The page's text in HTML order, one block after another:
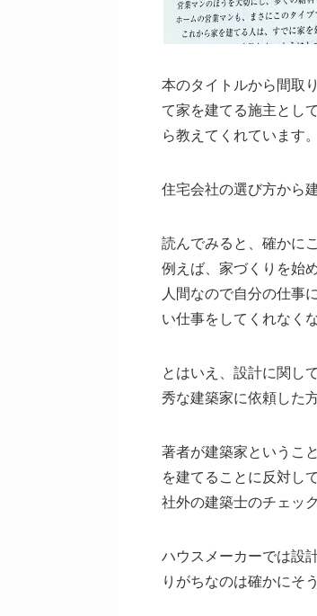
本のタイトルから間取
て家を建てる施主とし
ら教えてくれています。
住宅会社の選び方から
読んでみると、確かに
例えば、家づくりを始
人間なので自分の仕事
い仕事をしてくれなく
とはいえ、設計に関し
秀な建築家に依頼した
著者が建築家というこ
を建てることに反対し
社外の建築士のチェッ
ハウスメーカーでは設
りがちなのは確かにそ